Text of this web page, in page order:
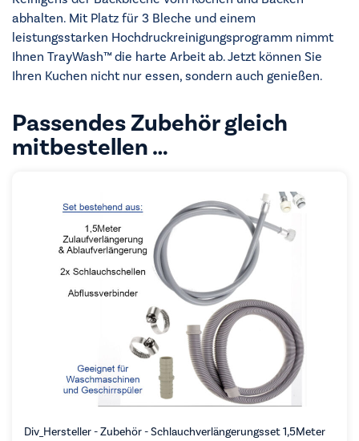
abhalten. Mit Platz für 3 Bleche und einem
leistungsstarken Hochdruckreinigungsprogramm nimmt
Ihnen TrayWash™ die harte Arbeit ab. Jetzt können Sie
Ihren Kuchen nicht nur essen, sondern auch genießen.
Passendes Zubehör gleich
mitbestellen …
Div_Hersteller - Zubehör - Schlauchverlängerungsset 1,5Meter